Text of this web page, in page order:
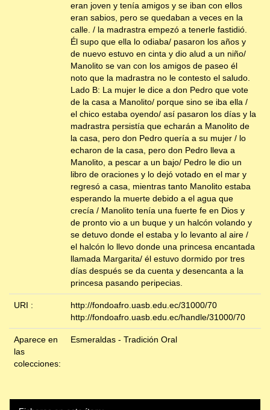
eran joven y tenía amigos y se iban con ellos
eran sabios, pero se quedaban a veces en la
calle. / la madrastra empezó a tenerle fastidió.
Él supo que ella lo odiaba/ pasaron los años y
de nuevo estuvo en cinta y dio alud a un niño/
Manolito se van con los amigos de paseo él
noto que la madrastra no le contesto el saludo.
Lado B: La mujer le dice a don Pedro que vote
de la casa a Manolito/ porque sino se iba ella /
el chico estaba oyendo/ así pasaron los días y la
madrastra persistía que echarán a Manolito de
la casa, pero don Pedro quería a su mujer / lo
echaron de la casa, pero don Pedro lleva a
Manolito, a pescar a un bajo/ Pedro le dio un
libro de oraciones y lo dejó votado en el mar y
regresó a casa, mientras tanto Manolito estaba
esperando la muerte debido a el agua que
crecía / Manolito tenía una fuerte fe en Dios y
de pronto vio a un buque y un halcón volando y
se detuvo donde el estaba y lo levanto al aire /
el halcón lo llevo donde una princesa encantada
llamada Margarita/ él estuvo dormido por tres
días después se da cuenta y desencanta a la
princesa pasando peripecias.
URI :
http://fondoafro.uasb.edu.ec/31000/70
http://fondoafro.uasb.edu.ec/handle/31000/70
Aparece en
las
colecciones:
Esmeraldas - Tradición Oral